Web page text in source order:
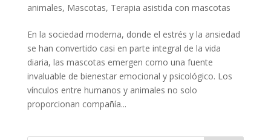
animales, Mascotas, Terapia asistida con mascotas
En la sociedad moderna, donde el estrés y la ansiedad
se han convertido casi en parte integral de la vida
diaria, las mascotas emergen como una fuente
invaluable de bienestar emocional y psicológico. Los
vínculos entre humanos y animales no solo
proporcionan compañía...